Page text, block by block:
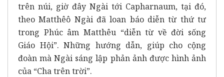
trên núi, giờ đây Ngài tới Capharnaum, tại đó,
theo Matthêô Ngài đã loan báo diễn từ thứ tư
trong Phúc âm Matthêu “diễn từ về đời sống
Giáo Hội”. Những hướng dẫn, giúp cho cộng
đoàn mà Ngài sáng lập phản ảnh được hình ảnh
của “Cha trên trời”.